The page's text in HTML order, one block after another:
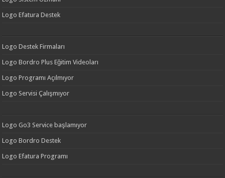
Logo Efatura Destek
Logo Destek Firmaları
Logo Bordro Plus Eğitim Videoları
Logo Programı Açılmıyor
Logo Servisi Çalışmıyor
Logo Go3 Service başlamıyor
Logo Bordro Destek
Logo Efatura Programı